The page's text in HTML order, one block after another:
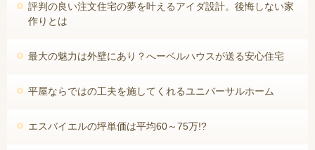
評判の良い注文住宅の夢を叶えるアイダ設計。後悔しない家
作りとは
最大の魅力は外壁にあり？へーベルハウスが送る安心住宅
平屋ならではの工夫を施してくれるユニバーサルホーム
エスバイエルの坪単価は平均60～75万!?